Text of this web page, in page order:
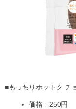
■もっちりホットク チ
価格：250円